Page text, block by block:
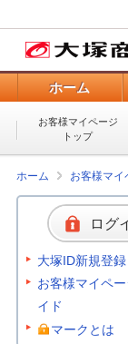
ホーム
お客様マイページ
トップ
ホーム お客様マイ
ログ
大塚ID新規登録
お客様マイペ
イド
マークとは